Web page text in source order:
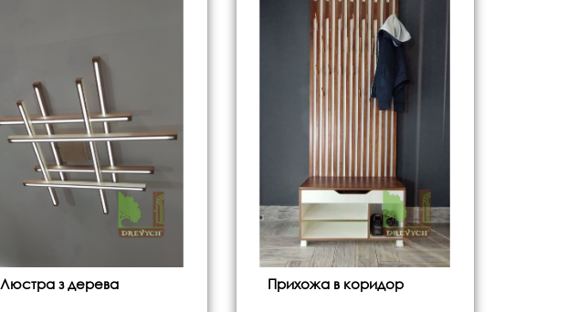
Люстра з дерева Прихожа в коридор